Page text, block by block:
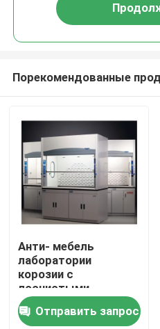
О Компании
Контакты
Порекомендованные
Анти- мебель
лаборатории
корозии с
лоснистыми
финишем и
хранением полок
Отправить запрос